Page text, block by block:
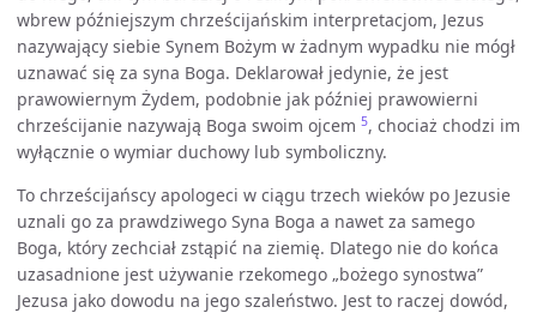
wbrew późniejszym chrześcijańskim interpretacjom, Jezus
nazywający siebie Synem Bożym w żadnym wypadku nie mógł
uznawać się za syna Boga. Deklarował jedynie, że jest
prawowiernym Żydem, podobnie jak później prawowierni
chrześcijanie nazywają Boga swoim ojcem 5, chociaż chodzi im
wyłącznie o wymiar duchowy lub symboliczny.
To chrześcijańscy apologeci w ciągu trzech wieków po Jezusie
uznali go za prawdziwego Syna Boga a nawet za samego
Boga, który zechciał zstąpić na ziemię. Dlatego nie do końca
uzasadnione jest używanie rzekomego „bożego synostwa”
Jezusa jako dowodu na jego szaleństwo. Jest to raczej dowód,